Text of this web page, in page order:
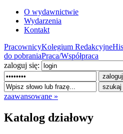
O wydawnictwie
Wydarzenia
Kontakt
PracownicyKolegium Redakcyjne
do pobraniaPraca/Współpraca
zaloguj się:
zaawansowane »
Katalog działowy